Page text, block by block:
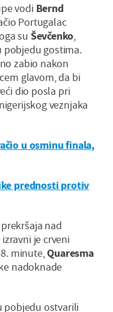
vodi Bernd
Portugalac
su Ševčenko,
gostima.
zabio nakon
glavom, da bi
dio posla pri
veznjaka
u osminu finala,
prednosti protiv
nad
izravni je crveni
minute,Quaresma
nadoknade
pobjedu ostvarili